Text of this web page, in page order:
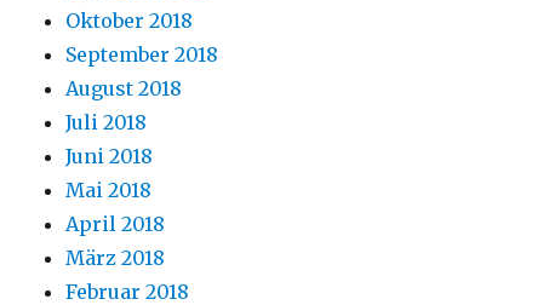
Oktober 2018
September 2018
August 2018
Juli 2018
Juni 2018
Mai 2018
April 2018
März 2018
Februar 2018